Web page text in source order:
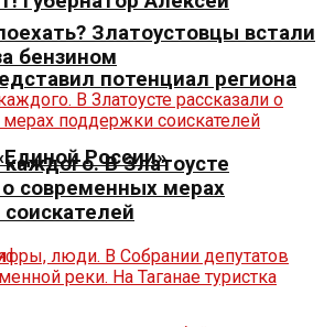
потенциал региона
России»
Златоустовцы встали
бензином
В Златоусте
о современных мерах